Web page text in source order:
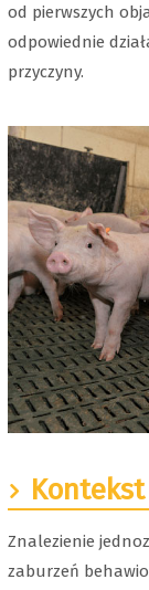
od pierwszych
odpowiednie
przyczyny.
Znalezienie
zaburzeń